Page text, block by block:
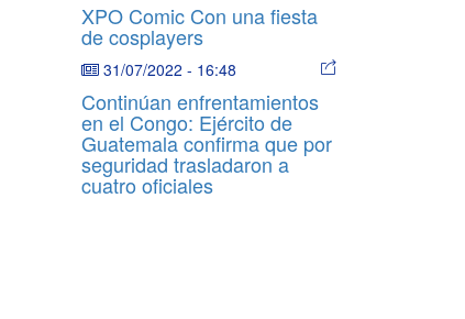
XPO Comic Con una fiesta
de cosplayers
31/07/2022 - 16:48
Continúan enfrentamientos
en el Congo: Ejército de
Guatemala confirma que por
seguridad trasladaron a
cuatro oficiales